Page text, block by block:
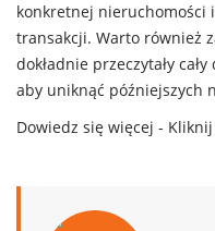
konkretnej nieruchomości
transakcji. Warto również
dokładnie przeczytały
aby uniknąć późniejszych
Dowiedz się więcej -